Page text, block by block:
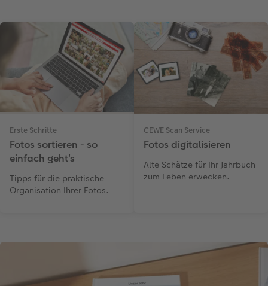
Erste Schritte
Fotos sortieren - so
einfach geht's
Tipps für die praktische
Organisation Ihrer Fotos.
CEWE Scan Service
Fotos digitalisieren
Alte Schätze für Ihr Jahrbuch
zum Leben erwecken.